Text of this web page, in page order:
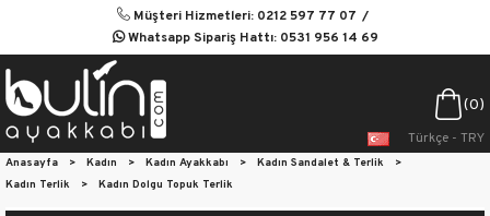
Müşteri Hizmetleri: 0212 597 77 07
Whatsapp Sipariş Hattı: 0531 956 14 69
0
Türkçe - TRY
Anasayfa > Kadın > Kadın Ayakkabı > Kadın Sandalet & Terlik
>
Kadın Terlik
> Kadın Dolgu Topuk Terlik